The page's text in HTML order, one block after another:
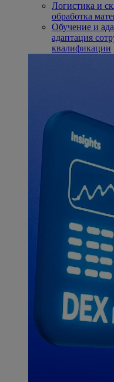
Логистика и
обработка
Обучение и
адаптация
квалификации